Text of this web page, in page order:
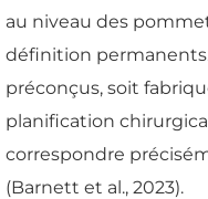
au niveau des
définition
préconçus, soit
planification
correspondre
(Barnett et al., 2023).